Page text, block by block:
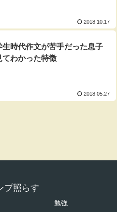
2018.10.17
生時代作文が苦手だった息子
てわかった特徴
2018.05.27
プ照らす
勉強